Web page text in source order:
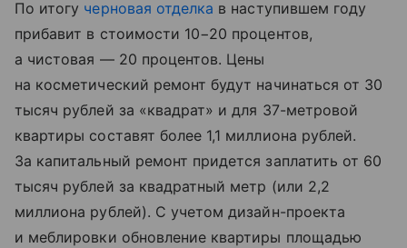
По итогу черновая отделка в наступившем году
прибавит в стоимости 10−20 процентов,
а чистовая — 20 процентов. Цены
на косметический ремонт будут начинаться от 30
тысяч рублей за «квадрат» и для 37-метровой
квартиры составят более 1,1 миллиона рублей.
За капитальный ремонт придется заплатить от 60
тысяч рублей за квадратный метр (или 2,2
миллиона рублей). С учетом дизайн-проекта
и меблировки обновление квартиры площадью